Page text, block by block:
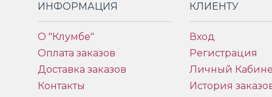
ИНФОРМАЦИЯ
О "Клумбе"
Оплата заказов
Доставка заказов
Контакты
КЛИЕНТУ
Вход
Регистрация
Личный
История